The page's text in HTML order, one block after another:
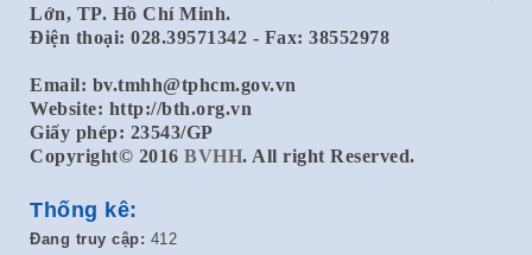
Lớn, TP. Hồ Chí Minh.
Điện thoại: 028.39571342 - Fax: 38552978
Email: bv.tmhh@tphcm.gov.vn
Website: http://bth.org.vn
Giấy phép: 23543/GP
Copyright© 2016 BVHH. All right Reserved.
Thống kê:
Đang truy cập: 412